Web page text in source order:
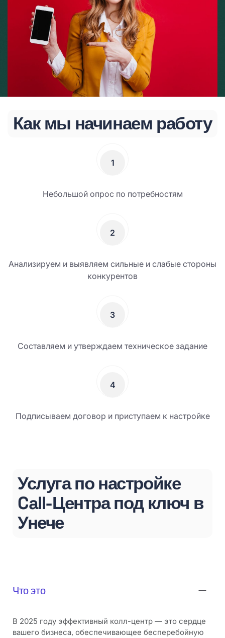
Как мы начинаем работу
1
Небольшой опрос по потребностям
2
Анализируем и выявляем сильные и слабые стороны
конкурентов
3
Составляем и утверждаем техническое задание
4
Подписываем договор и приступаем к настройке
Услуга по настройке
Call-Центра под ключ в
Унече
Что это
В 2025 году эффективный колл-центр — это сердце
вашего бизнеса, обеспечивающее бесперебойную